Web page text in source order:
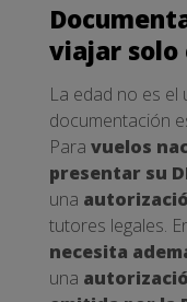
viajar solo
La edad no es el
documentación
Para vuelos
presentar su
una
tutores legales.
necesita
una